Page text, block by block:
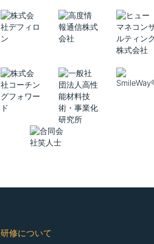
研修について